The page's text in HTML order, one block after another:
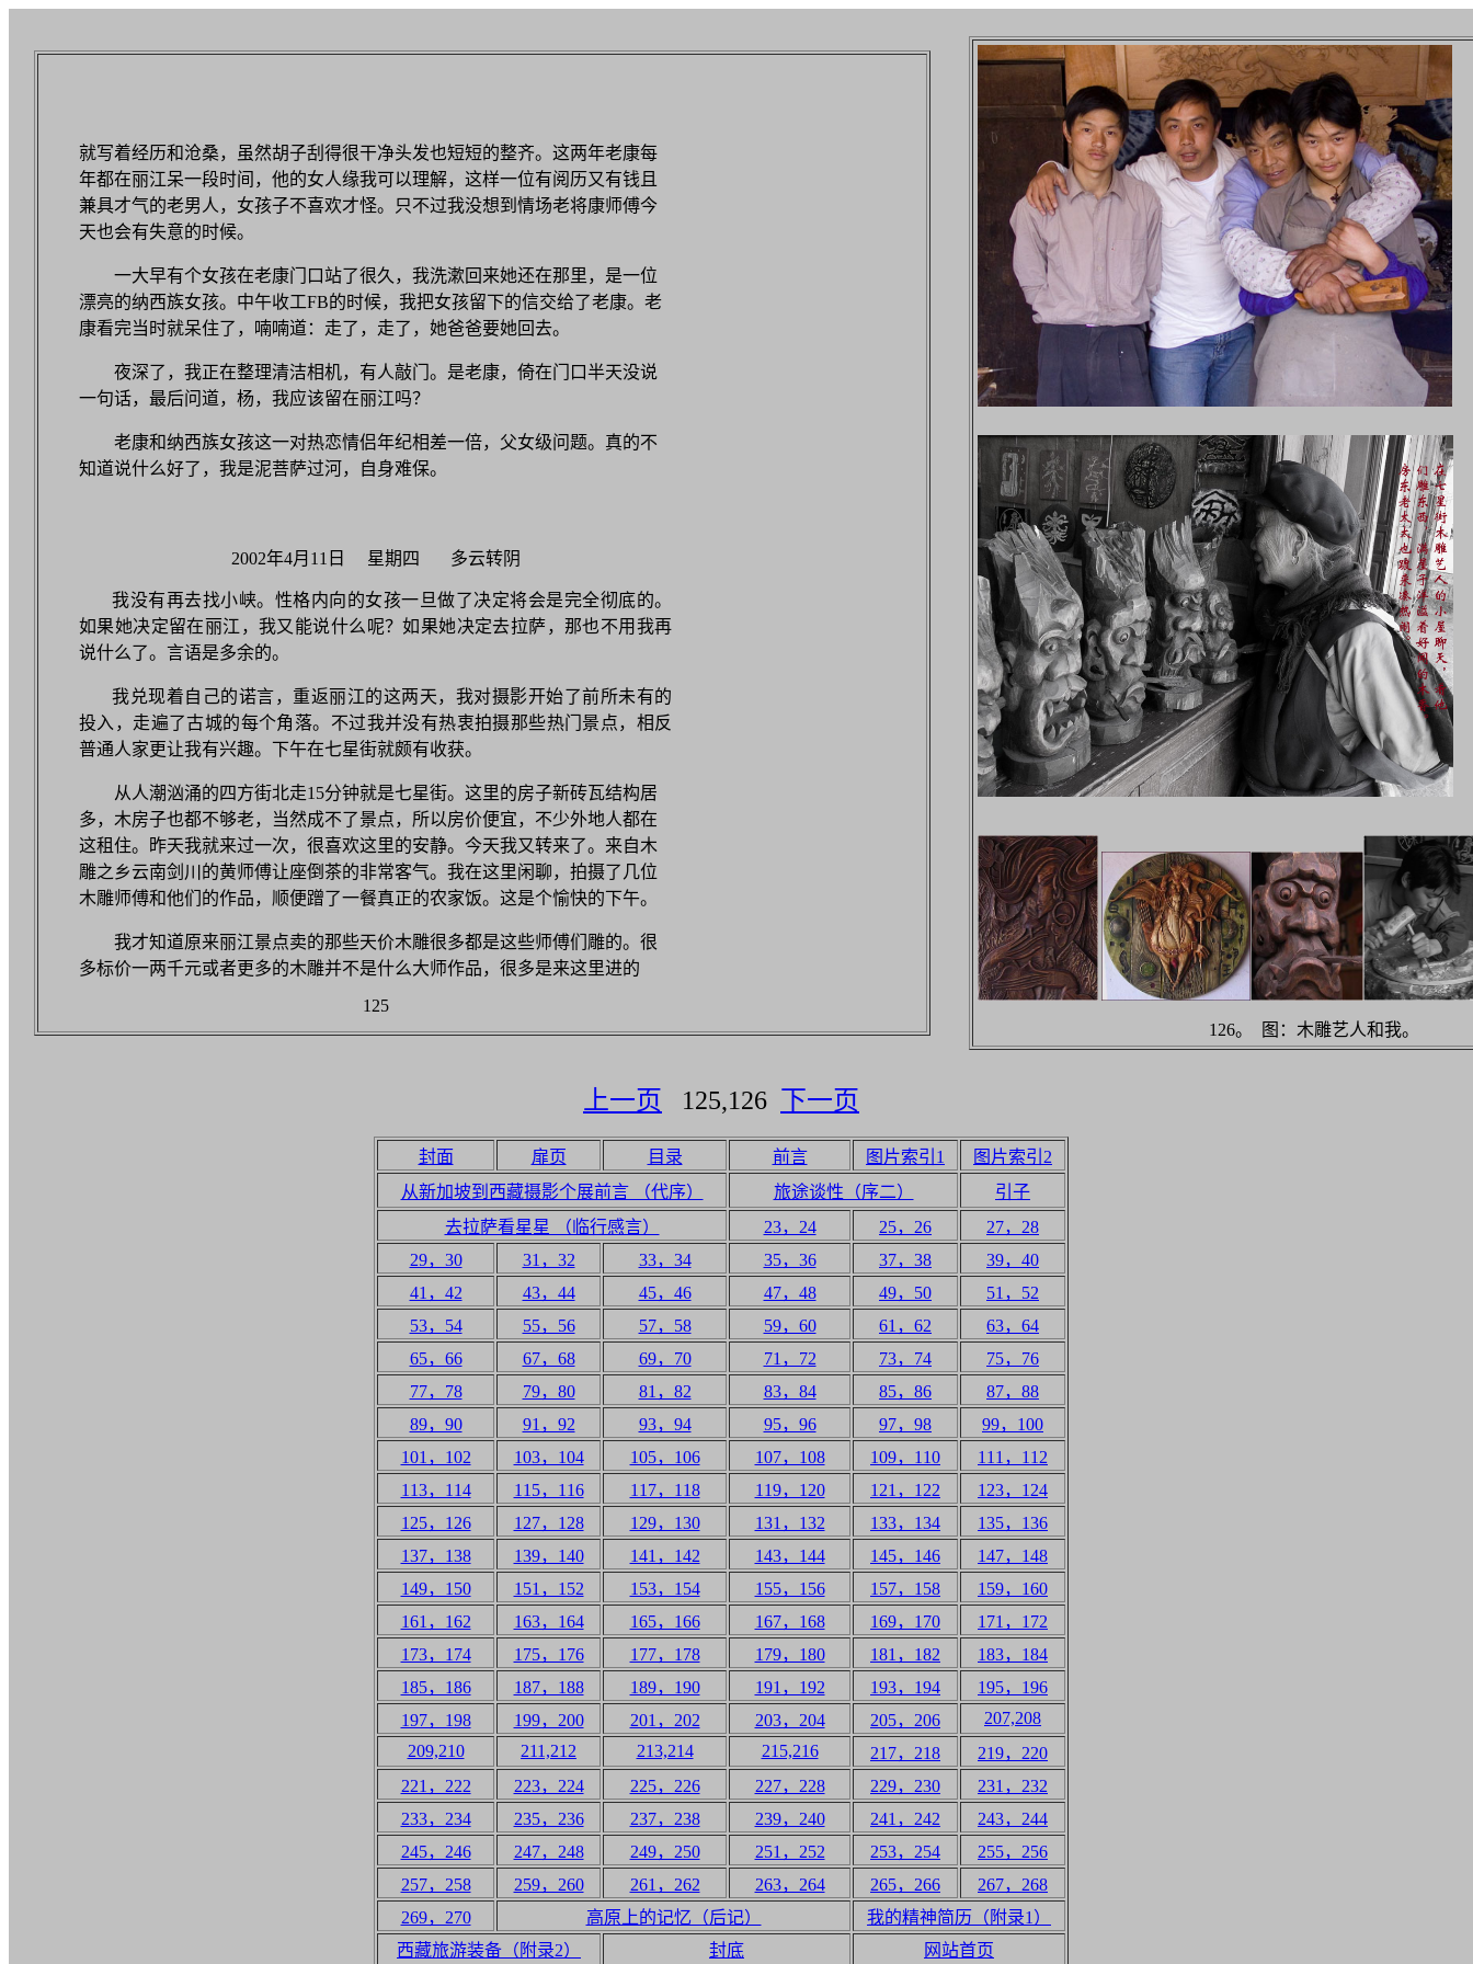
就写着经历和沧桑，虽然胡子刮得很干净头发也短短的整齐。这两年老康每
年都在丽江呆一段时间，他的女人缘我可以理解，这样一位有阅历又有钱且
兼具才气的老男人，女孩子不喜欢才怪。只不过我没想到情场老将康师傅今
天也会有失意的时候。
一大早有个女孩在老康门口站了很久，我洗漱回来她还在那里，是一位
漂亮的纳西族女孩。中午收工FB的时候，我把女孩留下的信交给了老康。老
康看完当时就呆住了，喃喃道：走了，走了，她爸爸要她回去。
夜深了，我正在整理清洁相机，有人敲门。是老康，倚在门口半天没说
一句话，最后问道，杨，我应该留在丽江吗？
老康和纳西族女孩这一对热恋情侣年纪相差一倍，父女级问题。真的不
知道说什么好了，我是泥菩萨过河，自身难保。
2002年4月11日 星期四 多云转阴
我没有再去找小峡。性格内向的女孩一旦做了决定将会是完全彻底的。
如果她决定留在丽江，我又能说什么呢？如果她决定去拉萨，那也不用我再
说什么了。言语是多余的。
我兑现着自己的诺言，重返丽江的这两天，我对摄影开始了前所未有的
投入，走遍了古城的每个角落。不过我并没有热衷拍摄那些热门景点，相反
普通人家更让我有兴趣。下午在七星街就颇有收获。
从人潮汹涌的四方街北走15分钟就是七星街。这里的房子新砖瓦结构居
多，木房子也都不够老，当然成不了景点，所以房价便宜，不少外地人都在
这租住。昨天我就来过一次，很喜欢这里的安静。今天我又转来了。来自木
雕之乡云南剑川的黄师傅让座倒茶的非常客气。我在这里闲聊，拍摄了几位
木雕师傅和他们的作品，顺便蹭了一餐真正的农家饭。这是个愉快的下午。
我才知道原来丽江景点卖的那些天价木雕很多都是这些师傅们雕的。很
多标价一两千元或者更多的木雕并不是什么大师作品，很多是来这里进的
125
126。 图：木雕艺人和我。
上一页 125,126 下一页
封面 扉页 目录 前言 图片索引1
图片索引2
从新加坡到西藏摄影个展前言 （代序）
旅途谈性（序二）
引子
去拉萨看星星 （临行感言）
23，24 25，26
27，28
29，30
31，32 33，34 35，36 37，38
39，40
41，42
43，44 45，46 47，48 49，50
51，52
53，54
55，56 57，58 59，60 61，62
63，64
65，66
67，68 69，70 71，72 73，74
75，76
77，78
79，80 81，82 83，84 85，86
87，88
89，90
91，92 93，94 95，96 97，98
99，100
101，102
103，104 105，106 107，108 109，110
111，112
113，114
115，116 117，118 119，120 121，122
123，124
125，126
127，128 129，130 131，132 133，134
135，136
137，138
139，140 141，142 143，144 145，146
147，148
149，150
151，152 153，154 155，156 157，158
159，160
161，162
163，164 165，166 167，168 169，170
171，172
173，174
175，176 177，178 179，180 181，182
183，184
185，186
187，188 189，190 191，192 193，194
195，196
197，198
199，200 201，202 203，204 205，206
207,208
209,210
211,212 213,214 215,216 217，218
219，220
221，222
223，224 225，226 227，228 229，230
231，232
233，234
235，236 237，238 239，240 241，242
243，244
245，246
247，248 249，250 251，252 253，254
255，256
257，258
259，260 261，262 263，264 265，266
267，268
269，270
高原上的记忆（后记）
我的精神简历（附录1）
西藏旅游装备（附录2）
封底 网站首页